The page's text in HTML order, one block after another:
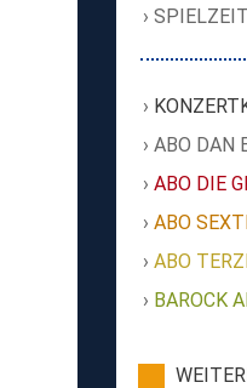
ABO DAN
ABO DIE
ABO
ABO
BAROCK